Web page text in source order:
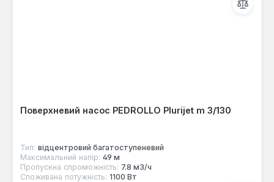
Поверхневий насос PEDROLLO Plurijet m 3/130
Тип: відцентровий багатоступеневий
Максимальний напір: 49 м
Пропускна спроможність: 7.8 м3/ч
Споживана потужність: 1100 Вт